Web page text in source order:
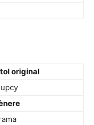
original